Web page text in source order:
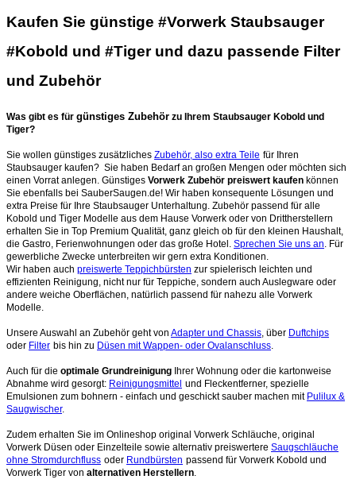
Kaufen Sie günstige #Vorwerk Staubsauger
#Kobold und #Tiger und dazu passende Filter
und Zubehör
Was gibt es für günstiges Zubehör zu Ihrem Staubsauger Kobold und
Tiger?
Sie wollen günstiges zusätzliches Zubehör, also extra Teile für Ihren
Staubsauger kaufen? Sie haben Bedarf an großen Mengen oder möchten sich
einen Vorrat anlegen. Günstiges Vorwerk Zubehör preiswert kaufen können
Sie ebenfalls bei SauberSaugen.de! Wir haben konsequente Lösungen und
extra Preise für Ihre Staubsauger Unterhaltung. Zubehör passend für alle
Kobold und Tiger Modelle aus dem Hause Vorwerk oder von Drittherstellern
erhalten Sie in Top Premium Qualität, ganz gleich ob für den kleinen Haushalt,
die Gastro, Ferienwohnungen oder das große Hotel. Sprechen Sie uns an . Für
gewerbliche Zwecke unterbreiten wir gern extra Konditionen.
Wir haben auch preiswerte Teppichbürsten zur spielerisch leichten und
effizienten Reinigung, nicht nur für Teppiche, sondern auch Auslegware oder
andere weiche Oberflächen, natürlich passend für nahezu alle Vorwerk
Modelle.
Unsere Auswahl an Zubehör geht von Adapter und Chassis , über Duftchips
oder Filter bis hin zu Düsen mit Wappen- oder Ovalanschluss
Auch für die optimale Grundreinigung Ihrer Wohnung oder die kartonweise
Abnahme wird gesorgt: Reinigungsmittel und Fleckentferner, spezielle
Emulsionen zum bohnern - einfach und geschickt sauber machen mit Pulilux &
Saugwischer.
Zudem erhalten Sie im Onlineshop original Vorwerk Schläuche, original
Vorwerk Düsen oder Einzelteile sowie alternativ preiswertere Saugschläuche
ohne Stromdurchfluss oder Rundbürsten passend für Vorwerk Kobold und
Vorwerk Tiger von alternativen Herstellern